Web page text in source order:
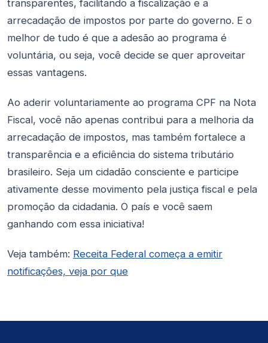
transparentes, facilitando a fiscalização e a
arrecadação de impostos por parte do governo. E o
melhor de tudo é que a adesão ao programa é
voluntária, ou seja, você decide se quer aproveitar
essas vantagens.
Ao aderir voluntariamente ao programa CPF na Nota
Fiscal, você não apenas contribui para a melhoria da
arrecadação de impostos, mas também fortalece a
transparência e a eficiência do sistema tributário
brasileiro. Seja um cidadão consciente e participe
ativamente desse movimento pela justiça fiscal e pela
promoção da cidadania. O país e você saem
ganhando com essa iniciativa!
Veja também: Receita Federal começa a emitir
notificações, veja por que